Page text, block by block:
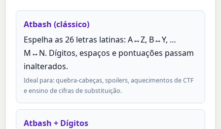
Atbash (clássico)
Espelha as 26 letras latinas: A↔Z, B↔Y, …
M↔N. Dígitos, espaços e pontuações passam
inalterados.
Ideal para: quebra-cabeças, spoilers, aquecimentos de CTF
e ensino de cifras de substituição.
Atbash + Dígitos